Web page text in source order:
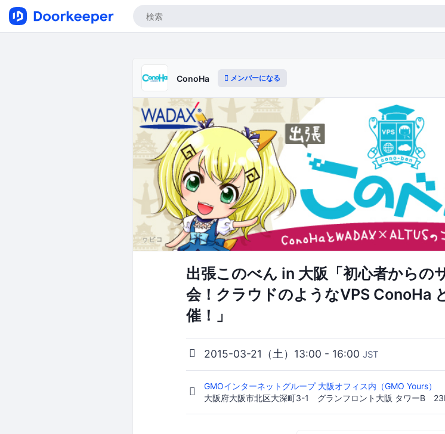
ConoHa メンバーになる
出張このべん in 大阪「初心者からの
会！クラウドのようなVPS ConoHa
催！」
2015-03-21（土）13:00 - 16:00 JST
GMOインターネットグループ 大阪オフィス内（GMO Yours）
大阪府大阪市北区大深町3-1 グランフロント大阪 タワーB